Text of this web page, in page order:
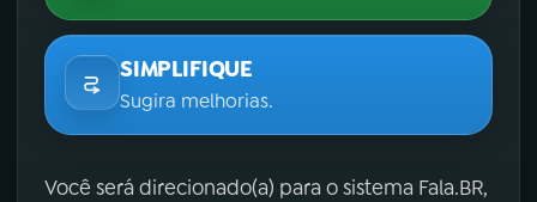
SIMPLIFIQUE
Sugira melhorias.
Você será direcionado(a) para o sistema Fala.BR,